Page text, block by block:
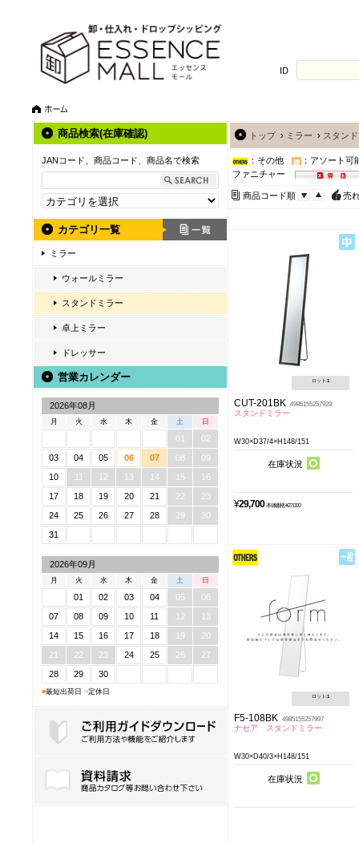
ID
商品検索(在庫確認)
JANコード、商品コード、商品名で検索
カテゴリ一覧
ミラー
ウォールミラー
スタンドミラー
卓上ミラー
ドレッサー
営業カレンダー
2026年08月
月 火 水 木 金 土 日
01
02
03
04 05 06 07 08
09
10
11 12 13 14 15
16
17
18 19 20 21 22
23
24
25 26 27 28 29
30
31
2026年09月
月 火 水 木 金 土 日
01 02 03 04 05
06
07
08 09 10 11 12
13
14
15 16 17 18 19
20
21
22 23 24 25 26
27
28
29 30
■最短出荷日 ■定休日
トップ› ミラー › スタン
：その他
：アソート可
ファニチャー
商品コード順 売
ロット:1
CUT-201BK 4985155257928
スタンドミラー
W30×D37/4×H148/151
在庫状況
¥29,700 本体価格 ¥27,000
ロット:1
F5-108BK 4985155257997
ナセア スタンドミラー
W30×D40/3×H148/151
在庫状況